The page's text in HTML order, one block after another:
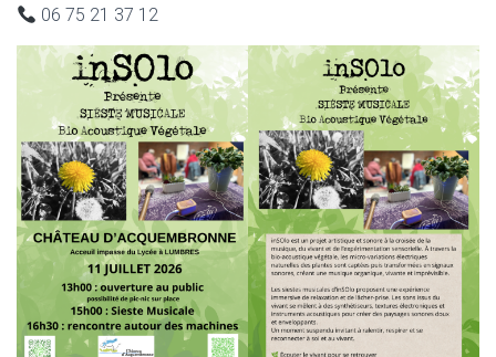
06 75 21 37 12